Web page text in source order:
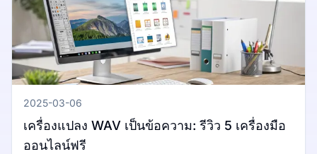
2025-03-06
เครื่องแปลง WAV เป็นข้อความ: รีวิว 5 เครื่องมือ
ออนไลน์ฟรี